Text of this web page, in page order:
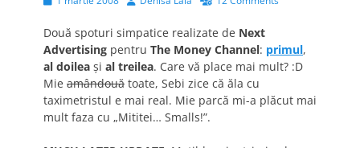
Două spoturi simpatice realizate de Next
Advertising pentru The Money Channel: primul,
al doilea şi al treilea. Care vă place mai mult? :D
Mie amândouă toate, Sebi zice că ăla cu
taximetristul e mai real. Mie parcă mi-a plăcut mai
mult faza cu „Mititei… Smalls!”.